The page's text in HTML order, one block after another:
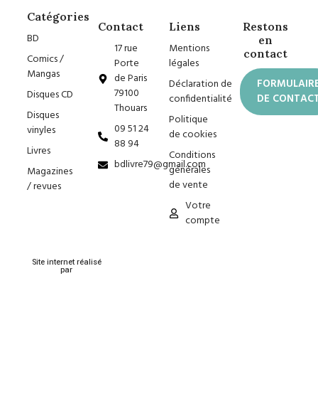
Catégories
BD
Comics /
Mangas
Disques CD
Disques
vinyles
Livres
Magazines
/ revues
Contact
17 rue
Porte
de Paris
79100
Thouars
09 51 24
88 94
bdlivre79@gmail.com
Liens
Mentions
légales
Déclaration de
confidentialité
Politique
de cookies
Conditions
générales
de vente
Votre
compte
Restons
en
contact
DE
Site internet réalisé
par